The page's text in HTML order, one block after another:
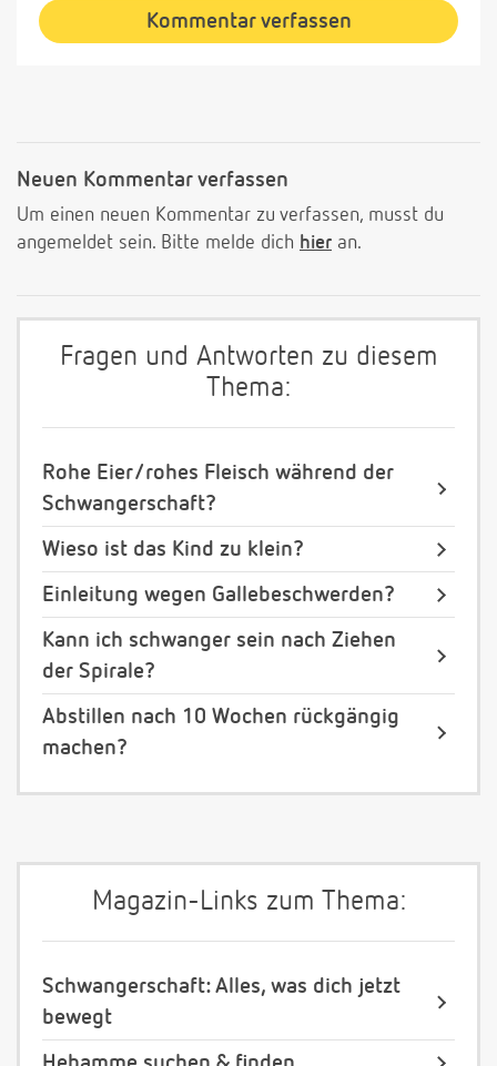
Kommentar verfassen
Neuen Kommentar verfassen
Um einen neuen Kommentar zu verfassen, musst du
angemeldet sein. Bitte melde dich hier an.
Fragen und Antworten zu diesem
Thema:
Rohe Eier/rohes Fleisch während der
Schwangerschaft?
Wieso ist das Kind zu klein?
Einleitung wegen Gallebeschwerden?
Kann ich schwanger sein nach Ziehen
der Spirale?
Abstillen nach 10 Wochen rückgängig
machen?
Magazin-Links zum Thema:
Schwangerschaft: Alles, was dich jetzt
bewegt